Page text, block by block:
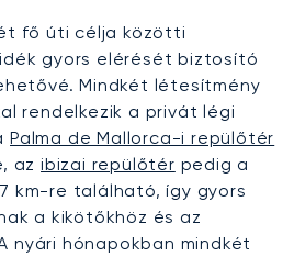
fő úti célja közötti
gyors elérését biztosító
Mindkét létesítmény
rendelkezik a privát légi
Palma de Mallorca-i repülőtér
azibizai repülőtér pedig a
km-re található, így gyors
a kikötőkhöz és az
nyári hónapokban mindkét